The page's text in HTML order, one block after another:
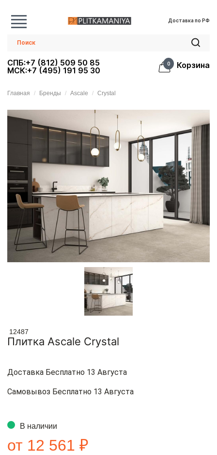
Доставка по РФ
СПБ:+7 (812) 509 50 85
МСК:+7 (495) 191 95 30
0 Корзина
Главная Бренды Ascale Crystal
12487
Плитка Ascale Crystal
Доставка Бесплатно 13 Августа
Самовывоз Бесплатно 13 Августа
В наличии
от 12 561 ₽